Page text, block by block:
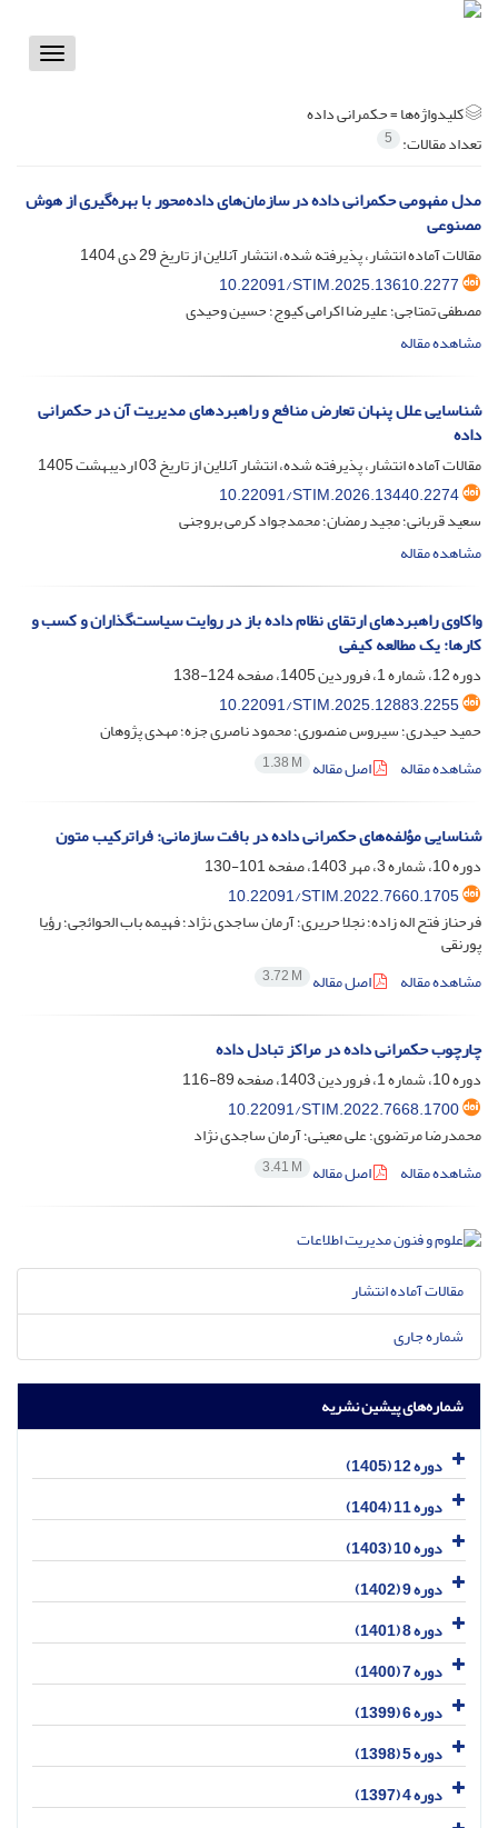
Toggle
کلیدواژه‌ها =حکمرانی داده
تعداد مقالات: 5
مدل مفهومی حکمرانی داده در سازمان‌های داده‌محور با بهره‌گیری از هوش
مصنوعی
مقالات آماده انتشار، پذیرفته شده، انتشار آنلاین از تاریخ29 دی 1404
10.22091/STIM.2025.13610.2277
مصطفی تمتاجی؛ علیرضا اکرامی کیوج؛ حسین وحیدی
مشاهده مقاله
شناسایی علل پنهان تعارض منافع و راهبردهای مدیریت آن در حکمرانی
داده
مقالات آماده انتشار، پذیرفته شده، انتشار آنلاین از تاریخ03 اردیبهشت 1405
10.22091/STIM.2026.13440.2274
سعید قربانی؛ مجید رمضان؛ محمدجواد کرمی بروجنی
مشاهده مقاله
واکاوی راهبردهای ارتقای نظام داده باز در روایت سیاست‌گذاران و کسب و
کارها: یک مطالعه کیفی
دوره 12، شماره 1، فروردین 1405، صفحه
124-138
10.22091/STIM.2025.12883.2255
حمید حیدری؛ سیروس منصوری؛ محمود ناصری جزه؛ مهدی پژوهان
مشاهده مقاله
اصل مقاله 1.38 M
شناسایی مؤلفه‌های حکمرانی داده در بافت سازمانی: فراترکیب متون
دوره 10، شماره 3، مهر 1403، صفحه
101-130
10.22091/STIM.2022.7660.1705
فرحناز فتح اله زاده؛ نجلا حریری؛ آرمان ساجدی نژاد؛ فهیمه باب الحوائجی؛ رؤیا
پورنقی
مشاهده مقاله
اصل مقاله 3.72 M
چارچوب حکمرانی داده در مراکز تبادل داده
دوره 10، شماره 1، فروردین 1403، صفحه
89-116
10.22091/STIM.2022.7668.1700
محمدرضا مرتضوی؛ علی معینی؛ آرمان ساجدی نژاد
مشاهده مقاله
اصل مقاله 3.41 M
مقالات آماده انتشار
شماره جاری
شماره‌های پیشین نشریه
دوره 12 (1405)
دوره 11 (1404)
دوره 10 (1403)
دوره 9 (1402)
دوره 8 (1401)
دوره 7 (1400)
دوره 6 (1399)
دوره 5 (1398)
دوره 4 (1397)